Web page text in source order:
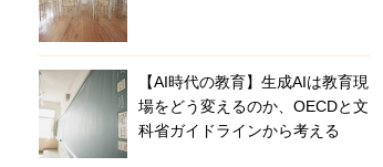
【AI時代の教育】生成AIは教育現
場をどう変えるのか、OECDと文
科省ガイドラインから考える